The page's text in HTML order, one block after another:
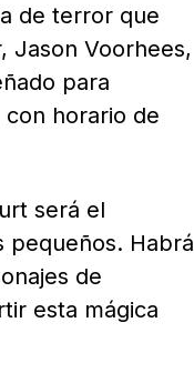
de terror que
Jason Voorhees,
para
horario de
será el
pequeños. Habrá
de
esta mágica